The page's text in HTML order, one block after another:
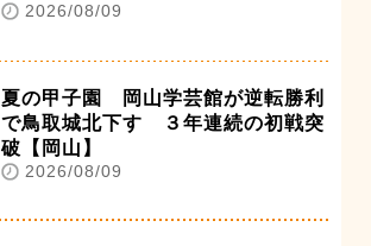
2026/08/09
夏の甲子園 岡山学芸館が逆転勝利
で鳥取城北下す ３年連続の初戦突
破【岡山】
2026/08/09